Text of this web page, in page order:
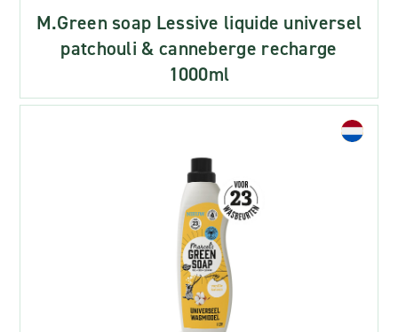
M.Green soap Lessive liquide universel
patchouli & canneberge recharge
1000ml